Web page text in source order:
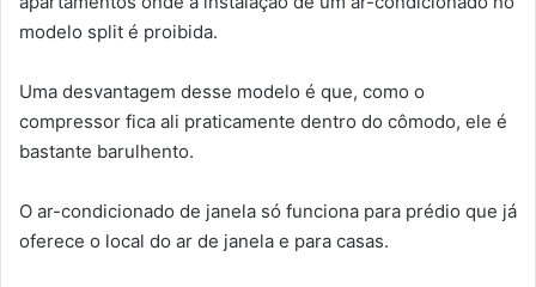
modelo split é proibida.
Uma desvantagem desse modelo é que, como o
compressor fica ali praticamente dentro do cômodo, ele é
bastante barulhento.
O ar-condicionado de janela só funciona para prédio que já
oferece o local do ar de janela e para casas.